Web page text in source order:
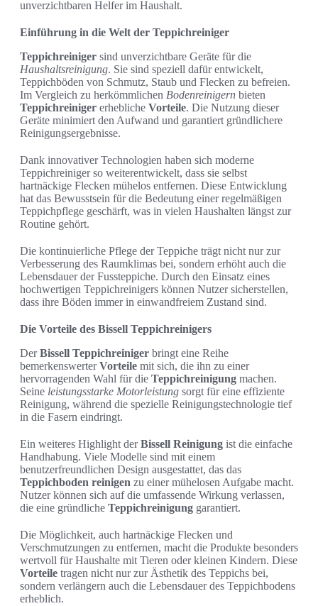
unverzichtbaren Helfer im Haushalt.
Einführung in die Welt der Teppichreiniger
Teppichreiniger sind unverzichtbare Geräte für die
Haushaltsreinigung. Sie sind speziell dafür entwickelt,
Teppichböden von Schmutz, Staub und Flecken zu befreien.
Im Vergleich zu herkömmlichen Bodenreinigern bieten
Teppichreiniger erhebliche Vorteile. Die Nutzung dieser
Geräte minimiert den Aufwand und garantiert gründlichere
Reinigungsergebnisse.
Dank innovativer Technologien haben sich moderne
Teppichreiniger so weiterentwickelt, dass sie selbst
hartnäckige Flecken mühelos entfernen. Diese Entwicklung
hat das Bewusstsein für die Bedeutung einer regelmäßigen
Teppichpflege geschärft, was in vielen Haushalten längst zur
Routine gehört.
Die kontinuierliche Pflege der Teppiche trägt nicht nur zur
Verbesserung des Raumklimas bei, sondern erhöht auch die
Lebensdauer der Fussteppiche. Durch den Einsatz eines
hochwertigen Teppichreinigers können Nutzer sicherstellen,
dass ihre Böden immer in einwandfreiem Zustand sind.
Die Vorteile des Bissell Teppichreinigers
DerBissell Teppichreiniger bringt eine Reihe
bemerkenswerterVorteile mit sich, die ihn zu einer
hervorragenden Wahl für die Teppichreinigung machen.
Seine leistungsstarke Motorleistung sorgt für eine effiziente
Reinigung, während die spezielle Reinigungstechnologie tief
in die Fasern eindringt.
Ein weiteres Highlight derBissell Reinigung ist die einfache
Handhabung. Viele Modelle sind mit einem
benutzerfreundlichen Design ausgestattet, das das
Teppichboden reinigen zu einer mühelosen Aufgabe macht.
Nutzer können sich auf die umfassende Wirkung verlassen,
die eine gründliche Teppichreinigung garantiert.
Die Möglichkeit, auch hartnäckige Flecken und
Verschmutzungen zu entfernen, macht die Produkte besonders
wertvoll für Haushalte mit Tieren oder kleinen Kindern. Diese
Vorteile tragen nicht nur zur Ästhetik des Teppichs bei,
sondern verlängern auch die Lebensdauer des Teppichbodens
erheblich.